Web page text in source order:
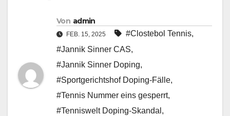
Von admin
FEB. 15, 2025 #Clostebol Tennis,
#Jannik Sinner CAS,
#Jannik Sinner Doping,
#Sportgerichtshof Doping-Fälle,
#Tennis Nummer eins gesperrt,
#Tenniswelt Doping-Skandal ,